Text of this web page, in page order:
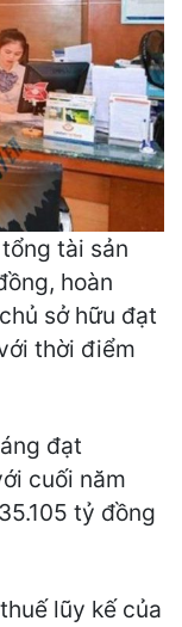
tài sản
hoàn
sở hữu đạt
thời điểm
đạt
cuối năm
tỷ đồng
lũy kế của